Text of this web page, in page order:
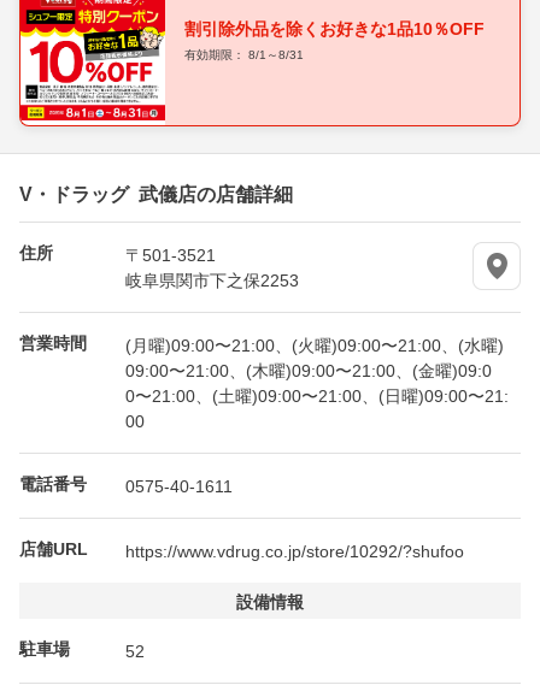
割引除外品を除くお好きな1品10％OFF
有効期限： 8/1～8/31
V・ドラッグ 武儀店の店舗詳細
住所
〒501-3521
岐阜県関市下之保2253
営業時間
(月曜)09:00〜21:00、(火曜)09:00〜21:00、(水曜)
09:00〜21:00、(木曜)09:00〜21:00、(金曜)09:0
0〜21:00、(土曜)09:00〜21:00、(日曜)09:00〜21:
00
電話番号 0575-40-1611
店舗URL https://www.vdrug.co.jp/store/10292/?shufoo
設備情報
駐車場 52